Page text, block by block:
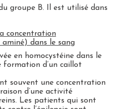
groupe B. Il est utilisé dans
concentration
aminé) dans le sang
en homocystéine dans le
formation d’un caillot
souvent une concentration
d’une activité
Les patients qui sont